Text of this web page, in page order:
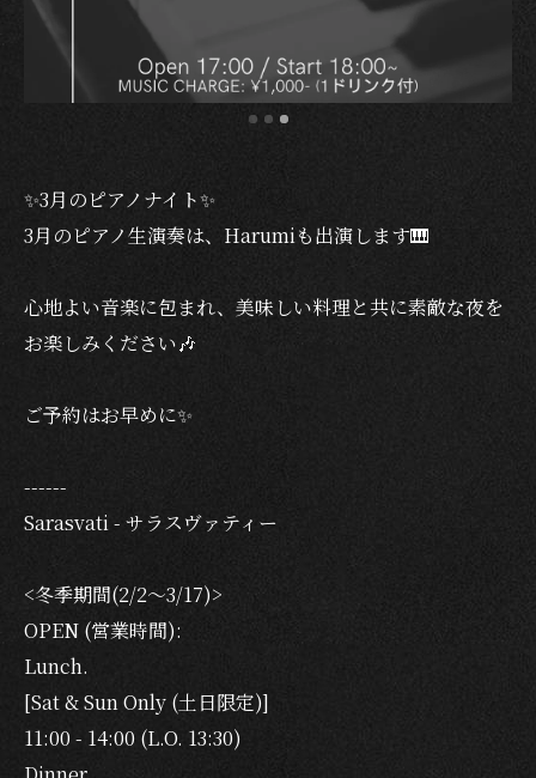
✨3月のピアノナイト✨
3月のピアノ生演奏は、Harumiも出演します🎹
心地よい音楽に包まれ、美味しい料理と共に素敵な夜を
お楽しみください🎶
ご予約はお早めに✨
------
Sarasvati - サラスヴァティー
<冬季期間(2/2〜3/17)>
OPEN (営業時間):
Lunch.
[Sat & Sun Only (土日限定)]
11:00 - 14:00 (L.O. 13:30)